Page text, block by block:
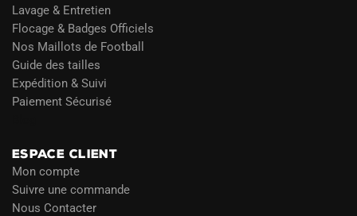
Lavage & Entretien
Flocage & Badges Officiels
Nos Maillots de Football
Guide des tailles
Expédition & Suivi
Paiement Sécurisé
ESPACE CLIENT
Mon compte
Suivre une commande
Nous Contacter